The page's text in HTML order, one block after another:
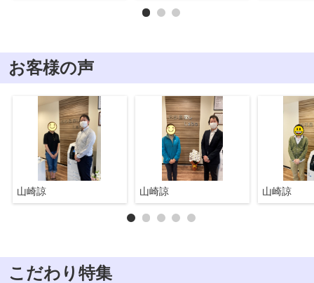
お客様の声
山崎諒 山崎諒 山崎諒
こだわり特集